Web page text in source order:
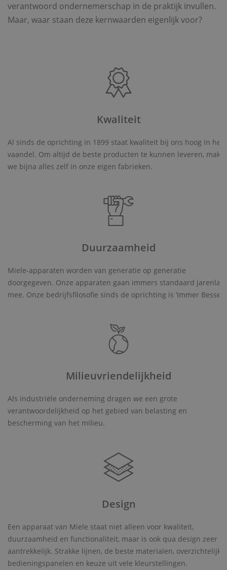
verantwoord ondernemerschap in de praktijk invullen.
Maar, waar staan deze kernwaarden eigenlijk voor?
Kwaliteit
Al sinds de oprichting in 1899 staat kwaliteit bij ons hoog in het
vaandel. Om altijd de beste producten te kunnen leveren,
we bijna alles zelf in onze eigen fabrieken.
Duurzaamheid
Miele-apparaten worden van generatie op generatie
doorgegeven. Onze apparaten gaan immers standaard
mee. Onze bedrijfsfilosofie sinds de oprichting is ‘Immer Besser’.
Milieuvriendelijkheid
Als industriële onderneming dragen we een grote
verantwoordelijkheid op het gebied van belasting en
bescherming van het milieu.
Design
Een apparaat van Miele staat niet alleen voor kwaliteit,
duurzaamheid en functionaliteit, maar is ook qua design zeer
aantrekkelijk. Strakke lijnen, de beste materialen, overzichtelijke
bedieningspanelen en keuze uit vele kleurstellingen.